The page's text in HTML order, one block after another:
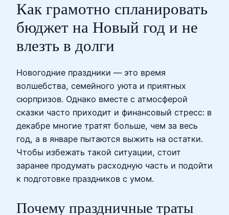
Как грамотно спланировать
бюджет на Новый год и не
влезть в долги
Новогодние праздники — это время
волшебства, семейного уюта и приятных
сюрпризов. Однако вместе с атмосферой
сказки часто приходит и финансовый стресс: в
декабре многие тратят больше, чем за весь
год, а в январе пытаются выжить на остатки.
Чтобы избежать такой ситуации, стоит
заранее продумать расходную часть и подойти
к подготовке праздников с умом.
Почему праздничные траты